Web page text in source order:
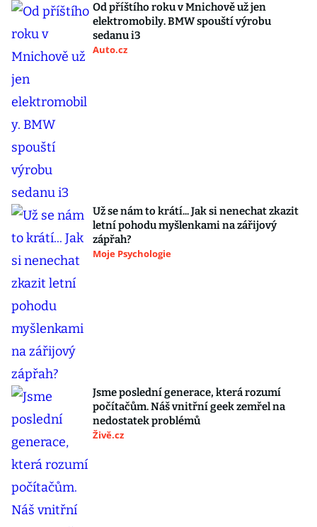
Od příštího roku v Mnichově už jen
elektromobily. BMW spouští výrobu
sedanu i3
Auto.cz
Už se nám to krátí... Jak si nenechat zkazit
letní pohodu myšlenkami na zářijový
zápřah?
Moje Psychologie
Jsme poslední generace, která rozumí
počítačům. Náš vnitřní geek zemřel na
nedostatek problémů
Živě.cz